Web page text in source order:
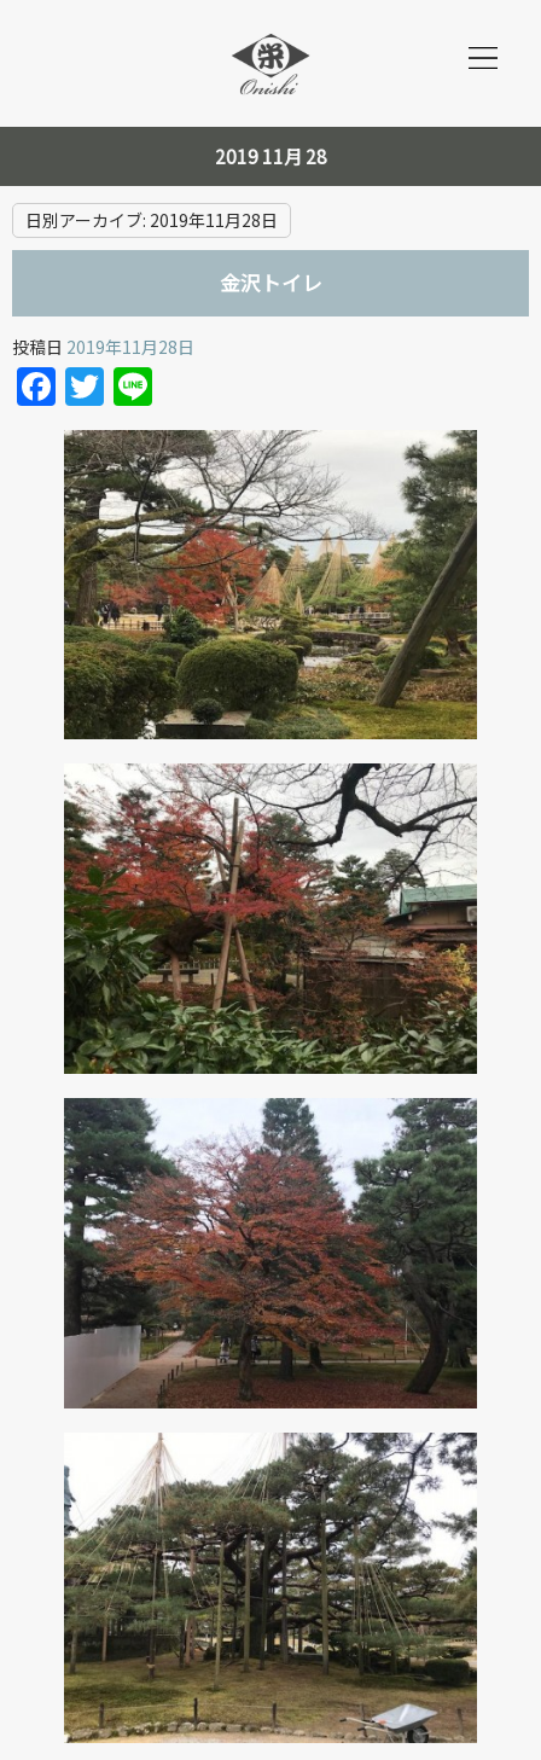
2019 11月 28
日別アーカイブ: 2019年11月28日
金沢トイレ
投稿日 2019年11月28日
Facebook
Twitter